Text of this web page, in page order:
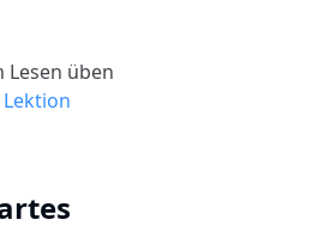
Lesen üben